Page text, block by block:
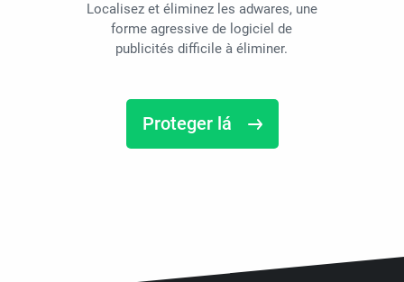
Localisez et éliminez les adwares, une
forme agressive de logiciel de
publicités difficile à éliminer.
Proteger lá